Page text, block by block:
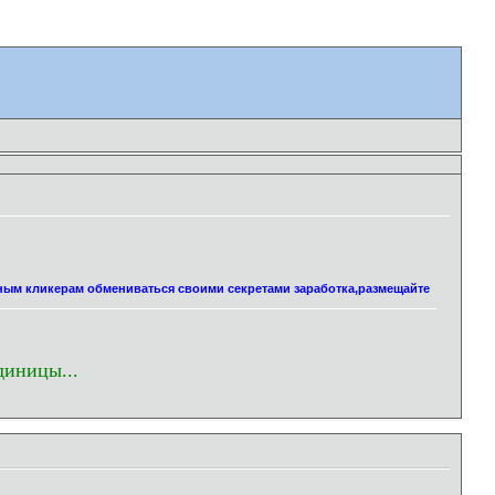
кликерам обмениваться своими секретами заработка,размещайте